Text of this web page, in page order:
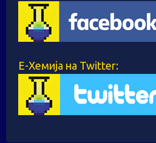
Е-Хемија на Twitter: